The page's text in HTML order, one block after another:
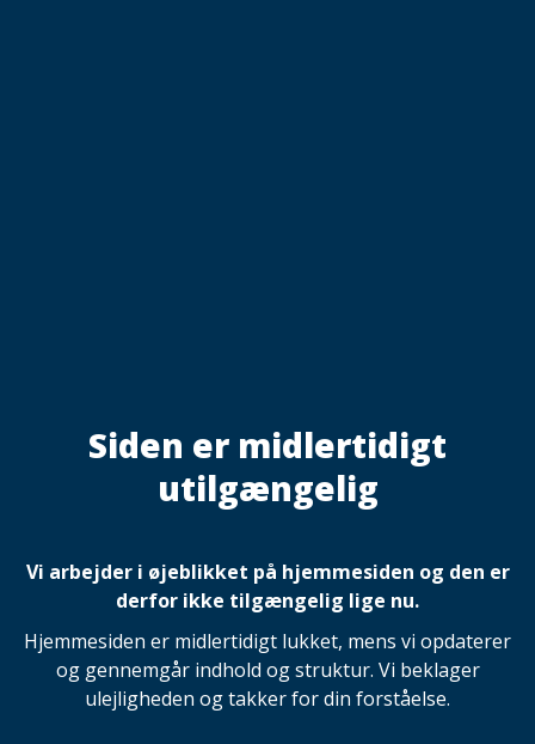
Siden er midlertidigt
utilgængelig
Vi arbejder i øjeblikket på hjemmesiden og den er
derfor ikke tilgængelig lige nu.
Hjemmesiden er midlertidigt lukket, mens vi opdaterer
og gennemgår indhold og struktur. Vi beklager
ulejligheden og takker for din forståelse.